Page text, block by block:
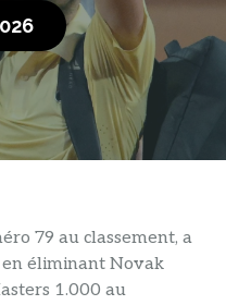
79 au classement, a
éliminant Novak
1.000 au